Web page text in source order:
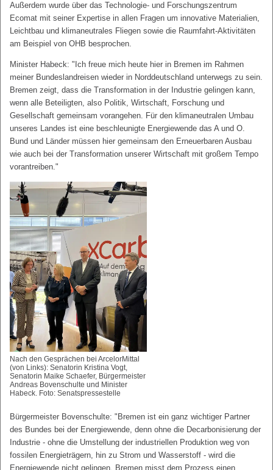
Außerdem wurde über das Technologie- und Forschungszentrum
Ecomat mit seiner Expertise in allen Fragen um innovative Materialien,
Leichtbau und klimaneutrales Fliegen sowie die Raumfahrt-Aktivitäten
am Beispiel von OHB besprochen.
Minister Habeck: "Ich freue mich heute hier in Bremen im Rahmen
meiner Bundeslandreisen wieder in Norddeutschland unterwegs zu sein.
Bremen zeigt, dass die Transformation in der Industrie gelingen kann,
wenn alle Beteiligten, also Politik, Wirtschaft, Forschung und
Gesellschaft gemeinsam vorangehen. Für den klimaneutralen Umbau
unseres Landes ist eine beschleunigte Energiewende das A und O.
Bund und Länder müssen hier gemeinsam den Erneuerbaren Ausbau
wie auch bei der Transformation unserer Wirtschaft mit großem Tempo
vorantreiben."
Nach den Gesprächen bei ArcelorMittal
(von Links): Senatorin Kristina Vogt,
Senatorin Maike Schaefer, Bürgermeister
Andreas Bovenschulte und Minister
Habeck. Foto: Senatspressestelle
Bürgermeister Bovenschulte: "Bremen ist ein ganz wichtiger Partner
des Bundes bei der Energiewende, denn ohne die Decarbonisierung der
Industrie - ohne die Umstellung der industriellen Produktion weg von
fossilen Energieträgern, hin zu Strom und Wasserstoff - wird die
Energiewende nicht gelingen. Bremen misst dem Prozess einen